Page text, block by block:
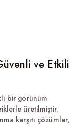
ve Etkili
bir görünüm
üretilmiştir.
karşıtı çözümler,